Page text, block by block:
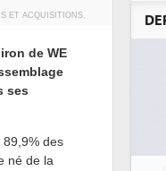
ET ACQUISITIONS,
de WE
ses
des
né de la